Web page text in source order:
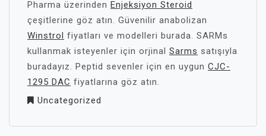
Pharma üzerinden Enjeksiyon Steroid
çeşitlerine göz atın. Güvenilir anabolizan
Winstrol fiyatları ve modelleri burada. SARMs
kullanmak isteyenler için orjinal Sarms satışıyla
buradayız. Peptid sevenler için en uygun CJC-
1295 DAC fiyatlarına göz atın.
Uncategorized